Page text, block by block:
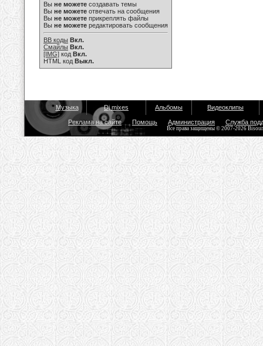
Вы не можете создавать темы
Вы не можете отвечать на сообщения
Вы не можете прикреплять файлы
Вы не можете редактировать сообщения
BB коды Вкл.
Смайлы Вкл.
[IMG] код Вкл.
HTML код Выкл.
Музыка Dj mixes Альбомы Видеоклипы
Реклама на сайте Помощь Администрация Служба
Все права защищены © 2007-2026